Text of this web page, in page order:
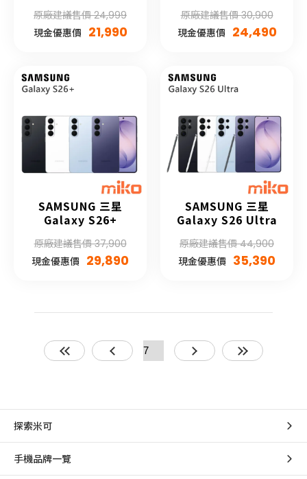
原廠建議售價 24,999
現金優惠價 21,990
原廠建議售價 30,900
現金優惠價 24,490
SAMSUNG 三星
Galaxy S26+
原廠建議售價 37,900
現金優惠價 29,890
SAMSUNG 三星
Galaxy S26 Ultra
原廠建議售價 44,900
現金優惠價 35,390
探索米可
手機品牌一覽